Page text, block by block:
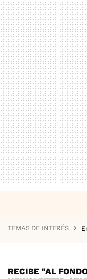
TEMAS DE INTERÉS
RECIBE "AL